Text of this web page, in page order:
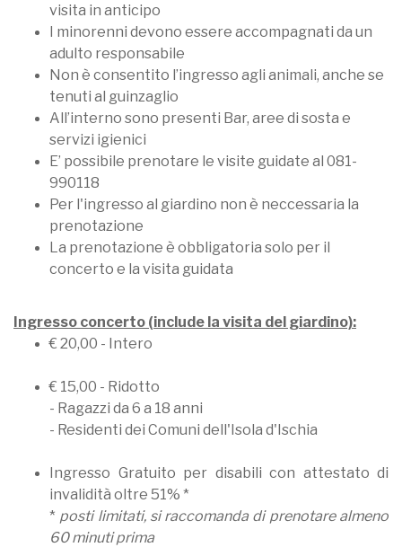
visita in anticipo
I minorenni devono essere accompagnati da un
adulto responsabile
Non è consentito l’ingresso agli animali, anche se
tenuti al guinzaglio
All’interno sono presenti Bar, aree di sosta e
servizi igienici
E’ possibile prenotare le visite guidate al 081-
990118
Per l'ingresso al giardino non è neccessaria la
prenotazione
La prenotazione è obbligatoria solo per il
concerto e la visita guidata
Ingresso concerto (include la visita del giardino):
€ 20,00 - Intero
€ 15,00 - Ridotto
- Ragazzi da 6 a 18 anni
- Residenti dei Comuni dell'Isola d'Ischia
Ingresso Gratuito per disabili con attestato di
invalidità oltre 51% *
* posti limitati, si raccomanda di prenotare almeno
60 minuti prima